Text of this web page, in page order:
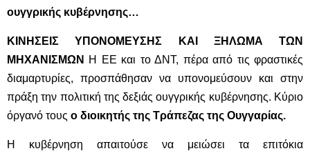
ουγγρικής κυβέρνησης…
ΚΙΝΗΣΕΙΣ ΥΠΟΝΟΜΕΥΣΗΣ ΚΑΙ ΞΗΛΩΜΑ ΤΩΝ
ΜΗΧΑΝΙΣΜΩΝ Η ΕΕ και το ΔΝΤ, πέρα από τις φραστικές
διαμαρτυρίες, προσπάθησαν να υπονομεύσουν και στην
πράξη την πολιτική της δεξιάς ουγγρικής κυβέρνησης. Κύριο
όργανό τους ο διοικητής της Τράπεζας της Ουγγαρίας.
Η κυβέρνηση απαιτούσε να μειώσει τα επιτόκια